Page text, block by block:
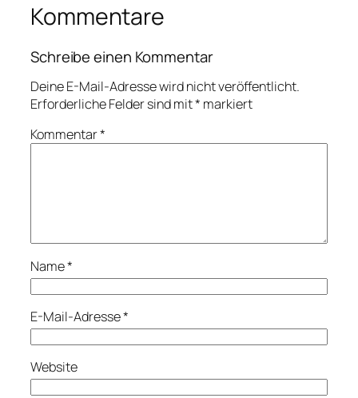
Kommentare
Schreibe einen Kommentar
Deine E-Mail-Adresse wird nicht veröffentlicht.
Erforderliche Felder sind mit* markiert
Kommentar*
Name*
E-Mail-Adresse*
Website